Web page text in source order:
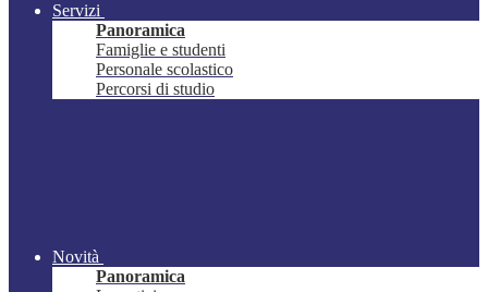
Servizi
Panoramica
Famiglie e studenti
Personale scolastico
Percorsi di studio
Novità
Panoramica